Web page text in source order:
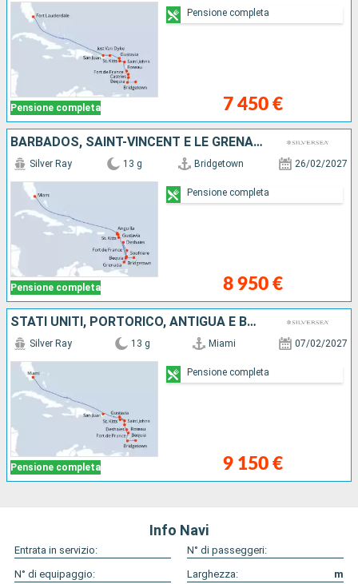
Pensione completa 7 450 €
Pensione completa
BARBADOS, SAINT-VINCENT E LE GRENADINE, GRENADA, MARTINICA, SANTA LUCIA, ANTIGUA E BARBUDA, SAINT MARTIN, FRANCIA, ANGUILLA, STATI UNITI
Pensione completa
Silver Ray 13 g Bridgetown 26/02/2027
8 950 €
Pensione completa
STATI UNITI, PORTORICO, ANTIGUA E BARBUDA, FRANCIA, DOMINICA, MARTINICA, SAINT-VINCENT E LE GRENADINE, BARBADOS
Pensione completa
Silver Ray 13 g Miami 07/02/2027
9 150 €
Pensione completa
Info Navi
Entrata in servizio:
N° di passeggeri:
N° di equipaggio:
Larghezza:
m